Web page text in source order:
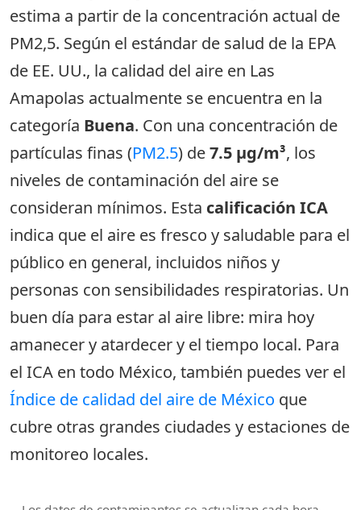
estima a partir de la concentración actual de
PM2,5. Según el estándar de salud de la EPA
de EE. UU., la calidad del aire en Las
Amapolas actualmente se encuentra en la
categoría Buena. Con una concentración de
partículas finas (PM2.5) de7.5 µg/m³, los
niveles de contaminación del aire se
consideran mínimos. Esta calificación ICA
indica que el aire es fresco y saludable para el
público en general, incluidos niños y
personas con sensibilidades respiratorias. Un
buen día para estar al aire libre: mira hoy
amanecer y atardecer y el tiempo local. Para
el ICA en todo México, también puedes ver el
Índice de calidad del aire de México que
cubre otras grandes ciudades y estaciones de
monitoreo locales.